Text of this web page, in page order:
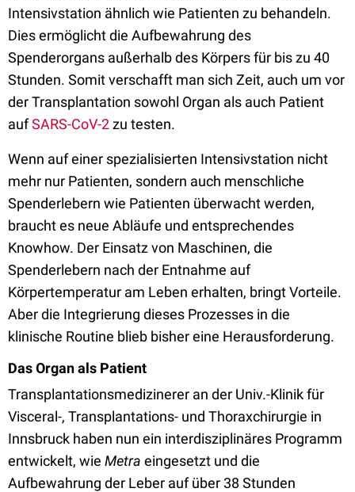
Intensivstation ähnlich wie Patienten zu behandeln.
Dies ermöglicht die Aufbewahrung des
Spenderorgans außerhalb des Körpers für bis zu 40
Stunden. Somit verschafft man sich Zeit, auch um vor
der Transplantation sowohl Organ als auch Patient
aufSARS-CoV-2zu testen.
Wenn auf einer spezialisierten Intensivstation nicht
mehr nur Patienten, sondern auch menschliche
Spenderlebern wie Patienten überwacht werden,
braucht es neue Abläufe und entsprechendes
Knowhow. Der Einsatz von Maschinen, die
Spenderlebern nach der Entnahme auf
Körpertemperatur am Leben erhalten, bringt Vorteile.
Aber die Integrierung dieses Prozesses in die
klinische Routine blieb bisher eine Herausforderung.
Das Organ als Patient
Transplantationsmedizinerer an der Univ.-Klinik für
Visceral-, Transplantations- und Thoraxchirurgie in
Innsbruck haben nun ein interdisziplinäres Programm
entwickelt, wie Metra eingesetzt und die
Aufbewahrung der Leber auf über 38 Stunden